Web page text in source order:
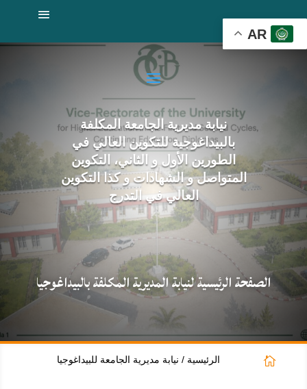
AR
نيابة مديرية الجامعة المكلفة
بالبيداغوجية للتكوين العالي في
الطورين الأول و الثاني، التكوين
المتواصل و الشهادات و كذا التكوين
العالي في التدرج
الصفحة الرئيسية لنيابة المديرية المكلفة بالبيداغوجيا
 الرئيسية / نيابة مديرية الجامعة للبيداغوجيا